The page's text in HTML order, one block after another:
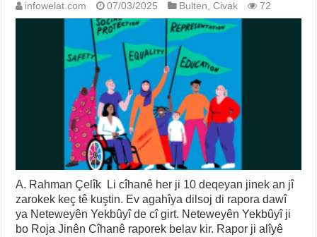
infowelat.com 07/03/2025 Bulten,Civak 72
A. Rahman Çelîk Li cîhanê her ji 10 deqeyan jinek an jî
zarokek keç tê kuştin. Ev agahîya dilsoj di rapora dawî
ya Neteweyên Yekbûyî de cî girt. Neteweyên Yekbûyî ji
bo Roja Jinên Cîhanê raporek belav kir. Rapor ji alîyê